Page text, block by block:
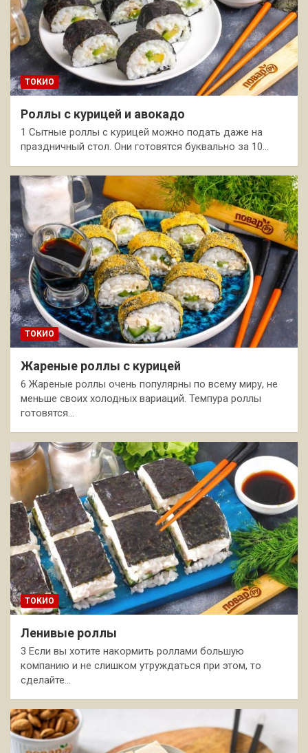
ТОКИО
Роллы с курицей и авокадо
1 Сытные роллы с курицей можно подать даже на
праздничный стол. Они готовятся буквально за 10…
ТОКИО
Жареные роллы с курицей
6 Жареные роллы очень популярны по всему миру, не
меньше своих холодных вариаций. Темпура роллы
готовятся…
ТОКИО
Ленивые роллы
3 Если вы хотите накормить роллами большую
компанию и не слишком утруждаться при этом, то
сделайте…